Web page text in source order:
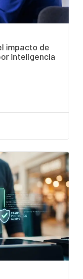
impacto de
inteligencia